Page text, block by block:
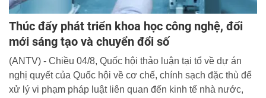
Thúc đẩy phát triển khoa học công nghệ, đổi
mới sáng tạo và chuyển đổi số
(ANTV) - Chiều 04/8, Quốc hội thảo luận tại tổ về dự án
nghị quyết của Quốc hội về cơ chế, chính sạch đặc thù để
xử lý vi phạm pháp luật liên quan đến kinh tế nhà nước,